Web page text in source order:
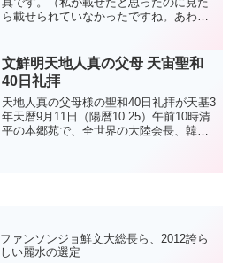
ら載せられていなかったですね。あわだ
アジュ
文鮮明天地人真の父母 天宙聖和
40日礼拝
天地人真の父母様の聖和40日礼拝が天基3
年天暦9月11日（陽暦10.25）午前10時清
平の本郷苑で、全世界の大陸会長、韓国
ファンソンジョ鮮文大総長ら、2012誇ら
しい麗水の選定